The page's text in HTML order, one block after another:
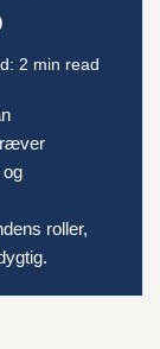
2 min read
roller,